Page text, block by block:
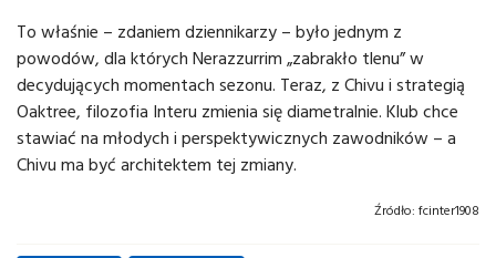
To właśnie – zdaniem dziennikarzy – było jednym z
powodów, dla których Nerazzurrim „zabrakło tlenu” w
decydujących momentach sezonu. Teraz, z Chivu i strategią
Oaktree, filozofia Interu zmienia się diametralnie. Klub chce
stawiać na młodych i perspektywicznych zawodników – a
Chivu ma być architektem tej zmiany.
Źródło: fcinter1908